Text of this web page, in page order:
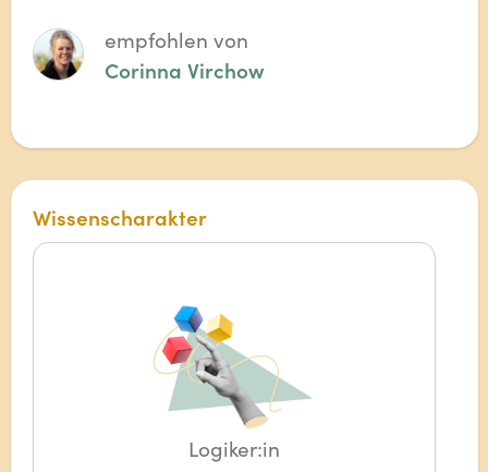
empfohlen von
Corinna Virchow
Wissenscharakter
Logiker:in